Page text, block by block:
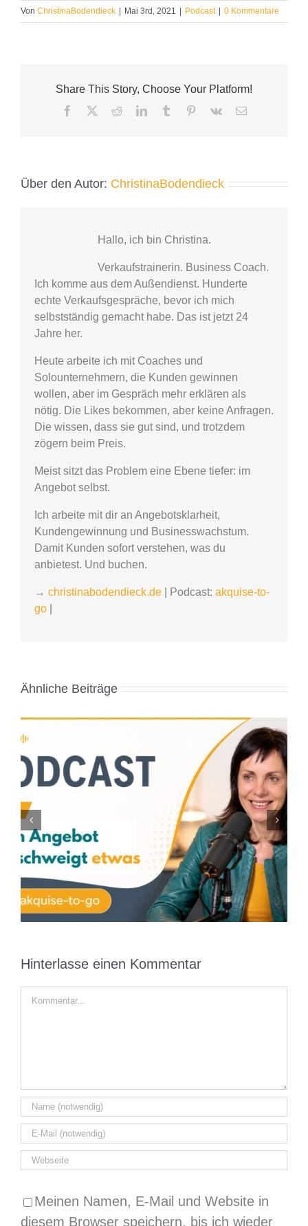
Von ChristinaBodendieck Mai 3rd, 2021 Podcast 0 Kommentare
Share This Story, Choose Your Platform!
Facebook RedditLinkedInTumblr Pinterest
Vk
E-
Über den Autor: ChristinaBodendieck
Hallo, ich bin Christina.
Verkaufstrainerin. Business Coach.
Ich komme aus dem Außendienst. Hunderte
echte Verkaufsgespräche, bevor ich mich
selbstständig gemacht habe. Das ist jetzt 24
Jahre her.
Heute arbeite ich mit Coaches und
Solounternehmern, die Kunden gewinnen
wollen, aber im Gespräch mehr erklären als
nötig. Die Likes bekommen, aber keine Anfragen.
Die wissen, dass sie gut sind, und trotzdem
zögern beim Preis.
Meist sitzt das Problem eine Ebene tiefer: im
Angebot selbst.
Ich arbeite mit dir an Angebotsklarheit,
Kundengewinnung und Businesswachstum.
Damit Kunden sofort verstehen, was du
anbietest. Und buchen.
→ christinabodendieck.de | Podcast: akquise-to-
go
Ähnliche Beiträge
KI kann dir Kunden bringen. Aber sie kann sie
nicht überzeugen
Hinterlasse einen Kommentar
Kommentar
Meinen Namen, E-Mail und Website in
diesem Browser speichern, bis ich wieder